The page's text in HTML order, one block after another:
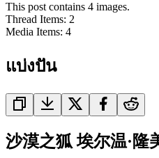
This post contains 4 images.
Thread Items: 2
Media Items: 4
แบ่งปัน
沙漠之狐 埃尔温·隆